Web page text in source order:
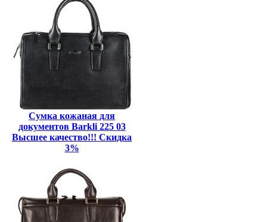
Сумка кожаная для
документов Barkli 225 03
Высшее качество!!! Скидка
3%